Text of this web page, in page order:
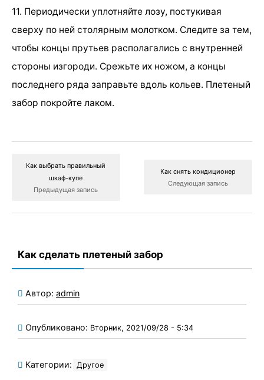
11. Периодически уплотняйте лозу, постукивая
сверху по ней столярным молотком. Следите за тем,
чтобы концы прутьев располагались с внутренней
стороны изгороди. Срежьте их ножом, а концы
последнего ряда заправьте вдоль кольев. Плетеный
забор покройте лаком.
Как выбрать правильный
шкаф-купе
Предыдущая запись
Как снять кондиционер
Следующая запись
Как сделать плетеный забор
Автор: admin
Опубликовано: Вторник, 2021/09/28 - 5:34
Категории: Другое